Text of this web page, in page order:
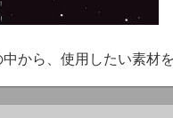
から、使用したい素材